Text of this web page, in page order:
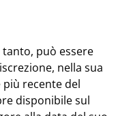
può essere
nella sua
recente del
disponibile sul